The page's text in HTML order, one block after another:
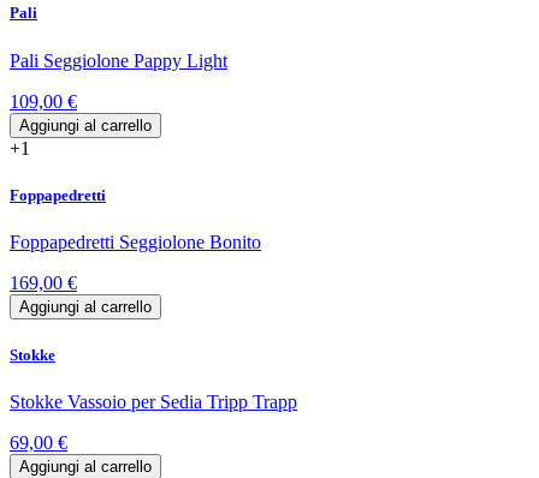
Pali
Pali Seggiolone Pappy Light
109,00 €
Aggiungi al carrello
+1
Foppapedretti
Foppapedretti Seggiolone Bonito
169,00 €
Aggiungi al carrello
Stokke
Stokke Vassoio per Sedia Tripp Trapp
69,00 €
Aggiungi al carrello